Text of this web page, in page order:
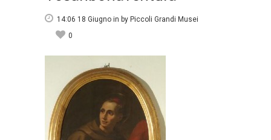
14:06 18 Giugno in by Piccoli Grandi Musei
0